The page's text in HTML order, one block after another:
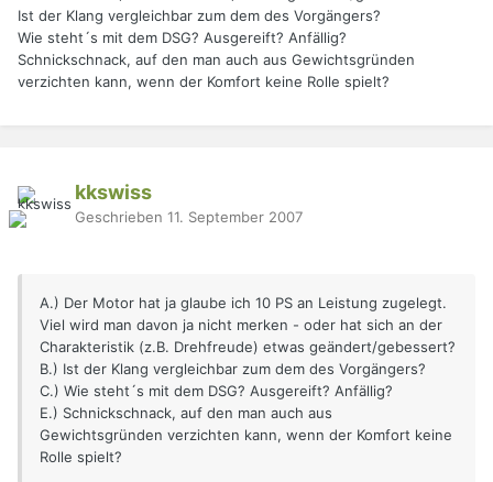
Ist der Klang vergleichbar zum dem des Vorgängers?
Wie steht´s mit dem DSG? Ausgereift? Anfällig?
Schnickschnack, auf den man auch aus Gewichtsgründen
verzichten kann, wenn der Komfort keine Rolle spielt?
kkswiss
Geschrieben 11. September 2007
A.) Der Motor hat ja glaube ich 10 PS an Leistung zugelegt.
Viel wird man davon ja nicht merken - oder hat sich an der
Charakteristik (z.B. Drehfreude) etwas geändert/gebessert?
B.) Ist der Klang vergleichbar zum dem des Vorgängers?
C.) Wie steht´s mit dem DSG? Ausgereift? Anfällig?
E.) Schnickschnack, auf den man auch aus
Gewichtsgründen verzichten kann, wenn der Komfort keine
Rolle spielt?